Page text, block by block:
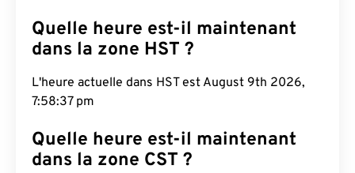
Quelle heure est-il maintenant
dans la zone HST ?
L'heure actuelle dans HST est August 9th 2026,
7:58:38 pm
Quelle heure est-il maintenant
dans la zone CST ?